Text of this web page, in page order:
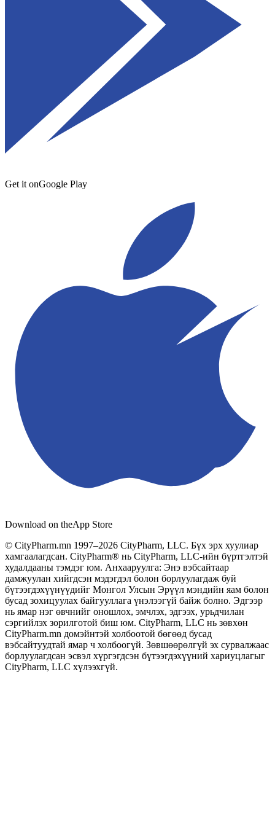
Get it onGoogle Play
Download on theApp Store
© CityPharm.mn 1997–2026 CityPharm, LLC. Бүх эрх хуулиар
хамгаалагдсан. CityPharm® нь CityPharm, LLC-ийн бүртгэлтэй
худалдааны тэмдэг юм. Анхааруулга: Энэ вэбсайтаар
дамжуулан хийгдсэн мэдэгдэл болон борлуулагдаж буй
бүтээгдэхүүнүүдийг Монгол Улсын Эрүүл мэндийн яам болон
бусад зохицуулах байгууллага үнэлээгүй байж болно. Эдгээр
нь ямар нэг өвчнийг оношлох, эмчлэх, эдгээх, урьдчилан
сэргийлэх зорилготой биш юм. CityPharm, LLC нь зөвхөн
CityPharm.mn домэйнтэй холбоотой бөгөөд бусад
вэбсайтуудтай ямар ч холбоогүй. Зөвшөөрөлгүй эх сурвалжаас
борлуулагдсан эсвэл хүргэгдсэн бүтээгдэхүүний хариуцлагыг
CityPharm, LLC хүлээхгүй.